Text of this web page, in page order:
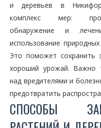
и деревьев в
комплекс мер:
обнаружение и
использование
Это поможет сохранить
хороший урожай. Важно
над вредителями и
предотвратить
СПОСОБЫ